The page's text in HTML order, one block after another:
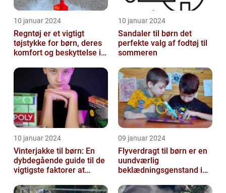
10 januar 2024
Regntøj er et vigtigt
tøjstykke for børn, deres
komfort og beskyttelse i
10 januar 2024
Sandaler til børn det
perfekte valg af fodtøj til
sommeren
10 januar 2024
Vinterjakke til børn: En
dybdegående guide til de
vigtigste faktorer at
09 januar 2024
Flyverdragt til børn er en
uundværlig
beklædningsgenstand i